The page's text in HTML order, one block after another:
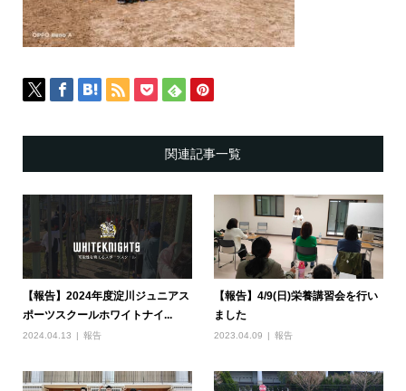
関連記事一覧
【報告】2024年度淀川ジュニアス
ポーツスクールホワイトナイ...
2024.04.13 報告
【報告】4/9(日)栄養講習会を行い
ました
2023.04.09 報告